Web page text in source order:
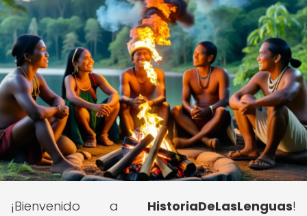
¡Bienvenido a HistoriaDeLasLenguas!